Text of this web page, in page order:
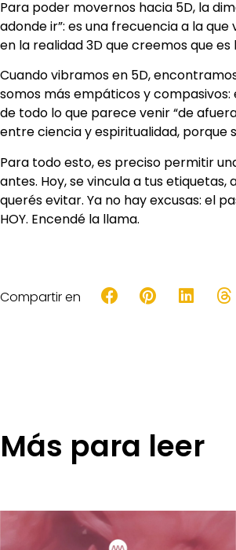
Para poder movernos hacia 5D, la
adonde ir”: es una frecuencia a la
en la realidad 3D que creemos que es
Cuando vibramos en 5D,
somos más empáticos y
de todo lo que parece venir “de
entre ciencia y espiritualidad, porque
Para todo esto, es preciso permitir
antes. Hoy, se vincula a tus
querés evitar. Ya no hay excusas: el
HOY. Encendé la llama.
Compartir en
Más para leer